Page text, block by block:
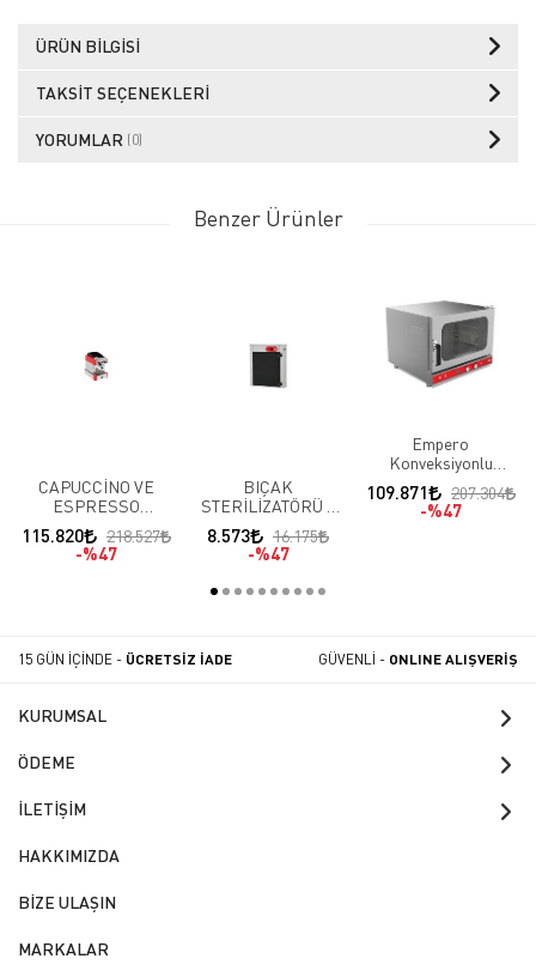
ÜRÜN BILGISI
TAKSIT SEÇENEKLERI
YORUMLAR (0)
Benzer Ürünler
CAPUCCİNO VE
ESPRESSO
MAKİNESİ 1
GRUPLU
115.820
218.527
%47
BIÇAK
STERİLİZATÖRÜ 8
KG
8.573
16.175
%47
Empero
Konveksiyonlu
Patisserie Fırın, Yana
Açılır, 6 Tepsi
Kapasiteli, Elektrikli
109.871
207.304
%47
15 GÜN İÇİNDE - ÜCRETSİZ İADE GÜVENLİ - ONLINE ALIŞVERİŞ
KURUMSAL
ÖDEME
İLETİŞİM
HAKKIMIZDA
BİZE ULAŞIN
MARKALAR